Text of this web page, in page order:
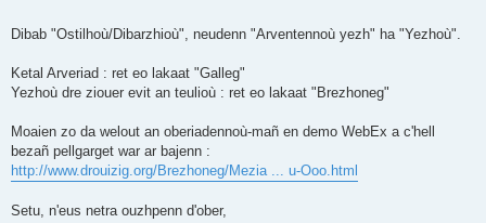
Dibab "Ostilhoù/Dibarzhioù", neudenn "Arventennoù yezh" ha "Yezhoù".
Ketal Arveriad : ret eo lakaat "Galleg"
Yezhoù dre ziouer evit an teulioù : ret eo lakaat "Brezhoneg"
Moaien zo da welout an oberiadennoù-mañ en demo WebEx a c'hell
bezañ pellgarget war ar bajenn :
http://www.drouizig.org/Brezhoneg/Mezia ... u-Ooo.html
Setu, n'eus netra ouzhpenn d'ober,